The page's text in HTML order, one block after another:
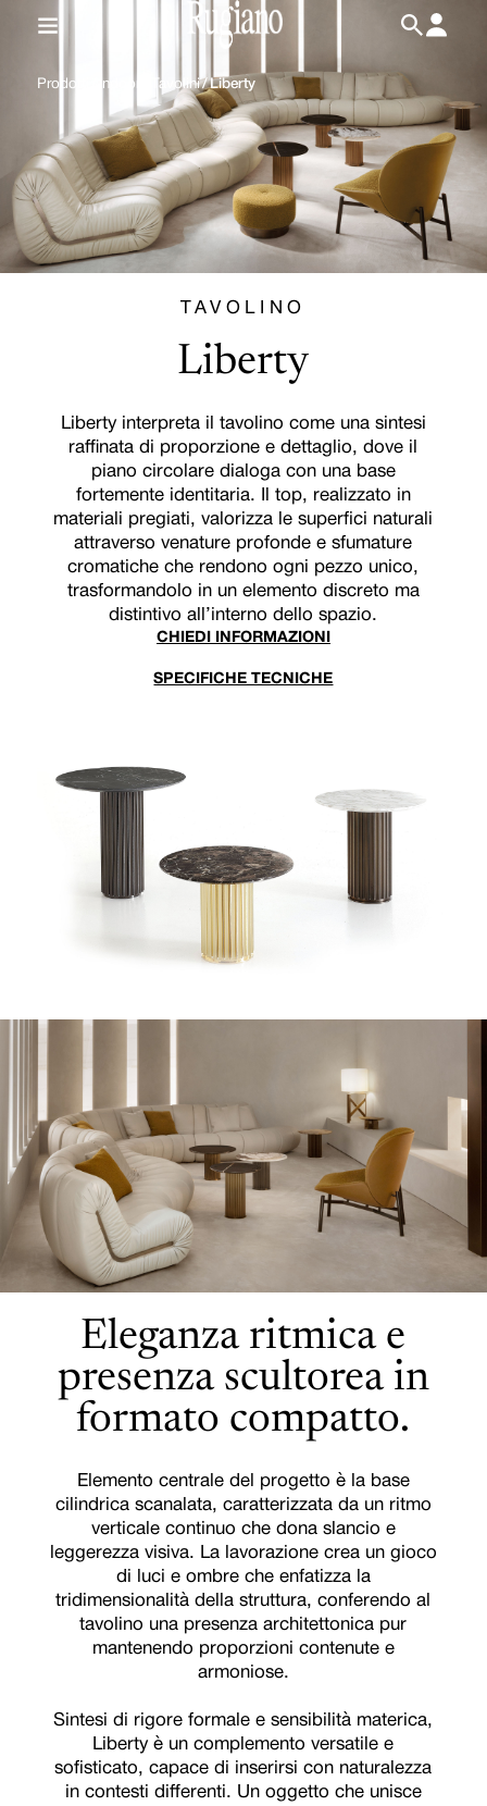
Prodotti Indoor Tavolini/Liberty
TAVOLINO
Liberty
Liberty interpreta il tavolino come una sintesi
raffinata di proporzione e dettaglio, dove il
piano circolare dialoga con una base
fortemente identitaria. Il top, realizzato in
materiali pregiati, valorizza le superfici naturali
attraverso venature profonde e sfumature
cromatiche che rendono ogni pezzo unico,
trasformandolo in un elemento discreto ma
distintivo all’interno dello spazio.
CHIEDI INFORMAZIONI
SPECIFICHE TECNICHE
Eleganza ritmica e
presenza scultorea in
formato compatto.
Elemento centrale del progetto è la base
cilindrica scanalata, caratterizzata da un ritmo
verticale continuo che dona slancio e
leggerezza visiva. La lavorazione crea un gioco
di luci e ombre che enfatizza la
tridimensionalità della struttura, conferendo al
tavolino una presenza architettonica pur
mantenendo proporzioni contenute e
armoniose.
Sintesi di rigore formale e sensibilità materica,
Liberty è un complemento versatile e
sofisticato, capace di inserirsi con naturalezza
in contesti differenti. Un oggetto che unisce